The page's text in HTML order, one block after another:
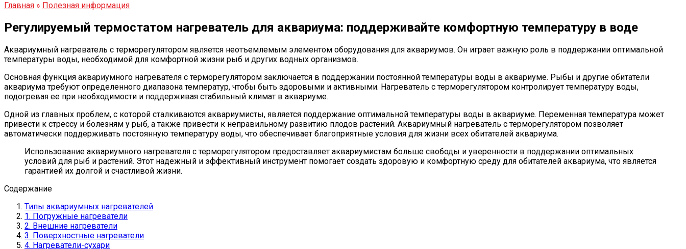
Главная » Полезная информация
Регулируемый термостатом нагреватель для аквариума: поддерживайте комфортную температуру в воде
Аквариумный нагреватель с терморегулятором является неотъемлемым элементом оборудования для аквариумов. Он играет важную роль в поддержании оптимальной
температуры воды, необходимой для комфортной жизни рыб и других водных организмов.
Основная функция аквариумного нагревателя с терморегулятором заключается в поддержании постоянной температуры воды в аквариуме. Рыбы и другие обитатели
аквариума требуют определенного диапазона температур, чтобы быть здоровыми и активными. Нагреватель с терморегулятором контролирует температуру воды,
подогревая ее при необходимости и поддерживая стабильный климат в аквариуме.
Одной из главных проблем, с которой сталкиваются аквариумисты, является поддержание оптимальной температуры воды в аквариуме. Переменная температура может
привести к стрессу и болезням у рыб, а также привести к неправильному развитию плодов растений. Аквариумный нагреватель с терморегулятором позволяет
автоматически поддерживать постоянную температуру воды, что обеспечивает благоприятные условия для жизни всех обитателей аквариума.
Использование аквариумного нагревателя с терморегулятором предоставляет аквариумистам больше свободы и уверенности в поддержании оптимальных
условий для рыб и растений. Этот надежный и эффективный инструмент помогает создать здоровую и комфортную среду для обитателей аквариума, что является
гарантией их долгой и счастливой жизни.
Содержание
Типы аквариумных нагревателей
1. Погружные нагреватели
2. Внешние нагреватели
3. Поверхностные нагреватели
4. Нагреватели-сухари